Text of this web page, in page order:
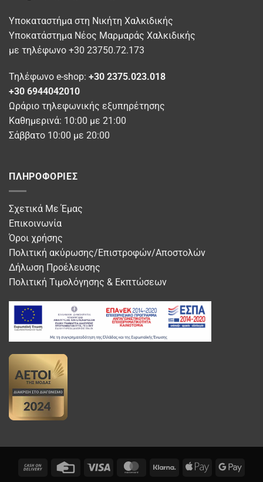
προϊόντος
του
προϊόντος
Υποκαταστήμα στη Νικήτη Χαλκιδικής
Υποκατάστημα Νέος Μαρμαράς Χαλκιδικής
με τηλέφωνο +30 23750.72.173
Τηλέφωνο e-shop: +30 2375.023.018
+30 6944042010
Ωράριο τηλεφωνικής εξυπηρέτησης
Καθημερινά: 10:00 με 21:00
Σάββατο 10:00 με 20:00
ΠΛΗΡΟΦΟΡΊΕΣ
Σχετικά Με Έμας
Επικοινωνία
Όροι χρήσης
Πολιτική ακύρωσης/Επιστροφών/Αποστολών
Δήλωση Προέλευσης
Πολιτική Τιμολόγησης & Εκπτώσεων
Cash
Credit
Visa MasterCardKlarna
Apple